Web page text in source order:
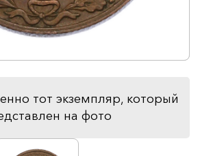
тот экземпляр, который
на фото